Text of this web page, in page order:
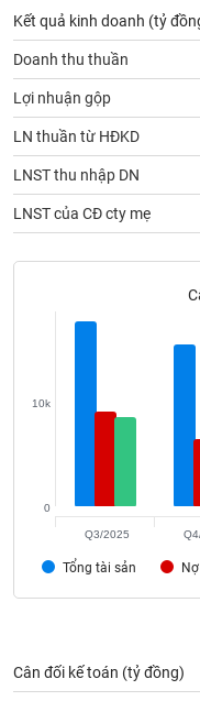
Kết quả kinh doanh (tỷ
Doanh thu thuần
Lợi nhuận gộp
LN thuần từ HĐKD
LNST thu nhập DN
LNST của CĐ cty mẹ
Tổng tài sản
0
10k
Q3/2025
Cân đối kế toán (tỷ đồng)
phân
tích
(-)
Thuật
ngữ
(-)
Dịch
vụ
Công
tư